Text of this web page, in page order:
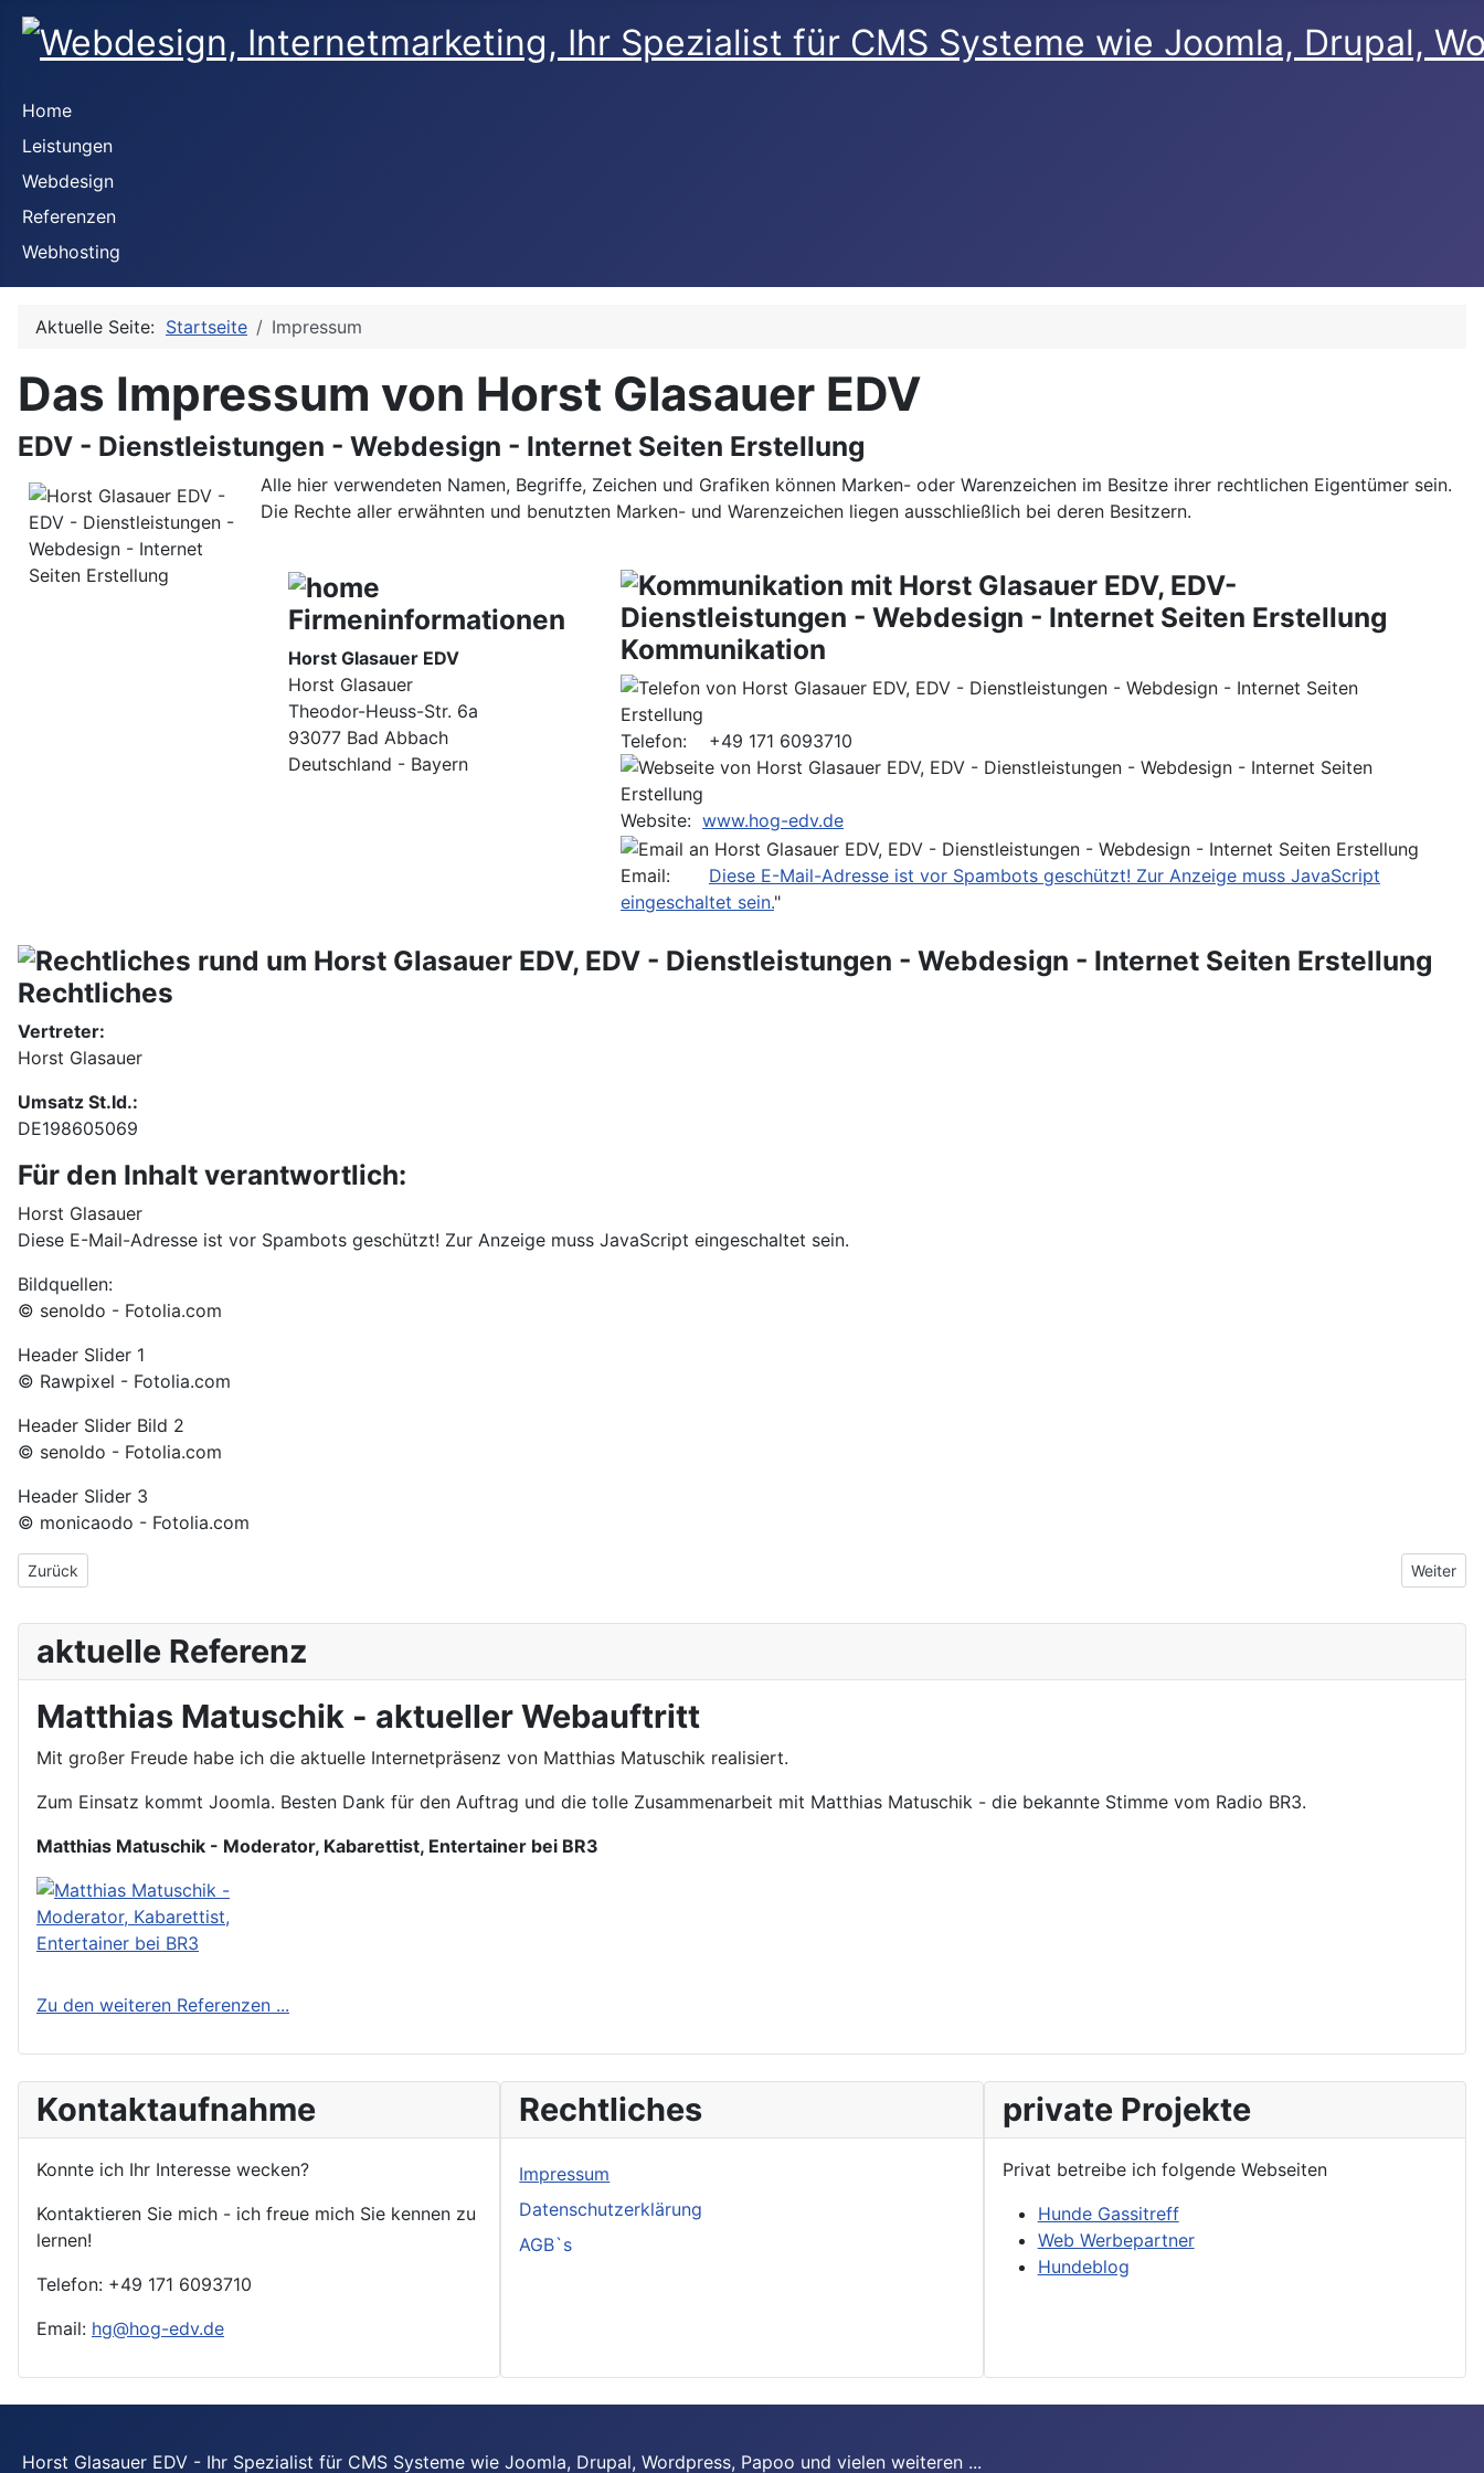
Home
Leistungen
Webdesign
Referenzen
Webhosting
Aktuelle Seite: Startseite Impressum
Das Impressum von Horst Glasauer EDV
EDV - Dienstleistungen - Webdesign - Internet Seiten Erstellung
Alle hier verwendeten Namen, Begriffe, Zeichen und Grafiken können Marken- oder Warenzeichen im Besitze ihrer rechtlichen Eigentümer sein.
Die Rechte aller erwähnten und benutzten Marken- und Warenzeichen liegen ausschließlich bei deren Besitzern.
Firmeninformationen
Horst Glasauer EDV
Horst Glasauer
Theodor-Heuss-Str. 6a
93077 Bad Abbach
Deutschland - Bayern
Kommunikation
Telefon: +49 171 6093710
Website: www.hog-edv.de
Email: Diese E-Mail-Adresse ist vor Spambots geschützt! Zur Anzeige muss JavaScript
eingeschaltet sein."
Rechtliches
Vertreter:
Horst Glasauer
Umsatz St.Id.:
DE198605069
Für den Inhalt verantwortlich:
Horst Glasauer
Diese E-Mail-Adresse ist vor Spambots geschützt! Zur Anzeige muss JavaScript eingeschaltet sein.
Bildquellen:
© senoldo - Fotolia.com
Header Slider 1
© Rawpixel - Fotolia.com
Header Slider Bild 2
© senoldo - Fotolia.com
Header Slider 3
© monicaodo - Fotolia.com
Vorheriger Beitrag: Leistungen
Zurück Nächster
Weiter
aktuelle Referenz
Matthias Matuschik - aktueller Webauftritt
Mit großer Freude habe ich die aktuelle Internetpräsenz von Matthias Matuschik realisiert.
Zum Einsatz kommt Joomla. Besten Dank für den Auftrag und die tolle Zusammenarbeit mit Matthias Matuschik - die bekannte Stimme vom Radio BR3.
Matthias Matuschik - Moderator, Kabarettist, Entertainer bei BR3
Zu den weiteren Referenzen ...
Kontaktaufnahme
Konnte ich Ihr Interesse wecken?
Kontaktieren Sie mich - ich freue mich Sie kennen zu
lernen!
Telefon: +49 171 6093710
Email: hg@hog-edv.de
Rechtliches
Impressum
Datenschutzerklärung
AGB`s
private Projekte
Privat betreibe ich folgende Webseiten
Hunde Gassitreff
Web Werbepartner
Hundeblog
Horst Glasauer EDV - Ihr Spezialist für CMS Systeme wie Joomla, Drupal, Wordpress, Papoo und vielen weiteren ...